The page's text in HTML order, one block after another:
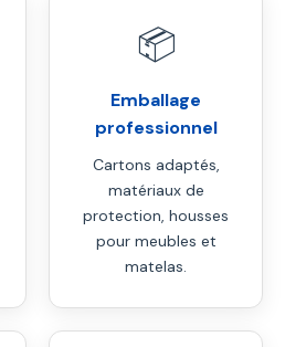
📦
Emballage
professionnel
Cartons adaptés,
matériaux de
protection, housses
pour meubles et
matelas.